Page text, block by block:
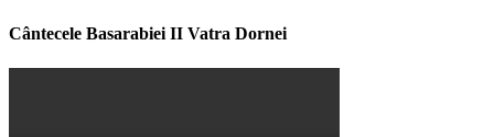
Cântecele Basarabiei II Vatra Dornei